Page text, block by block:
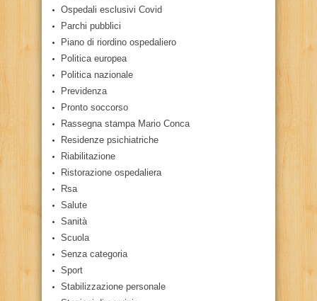
Ospedali esclusivi Covid
Parchi pubblici
Piano di riordino ospedaliero
Politica europea
Politica nazionale
Previdenza
Pronto soccorso
Rassegna stampa Mario Conca
Residenze psichiatriche
Riabilitazione
Ristorazione ospedaliera
Rsa
Salute
Sanità
Scuola
Senza categoria
Sport
Stabilizzazione personale